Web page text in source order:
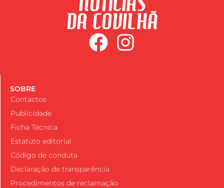
SOBRE
Contactos
Publicidade
Ficha Técnica
Estatuto editorial
Código de conduta
Declaração de transparência
Procedimentos de reclamação